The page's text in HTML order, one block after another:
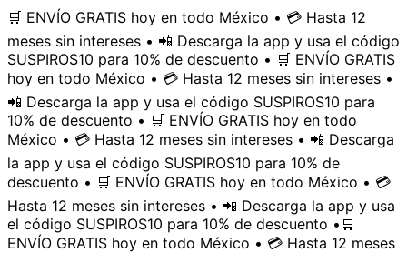
🛒 ENVÍO GRATIS hoy en todo México • 💳 Hasta 12
meses sin intereses • 📲 Descarga la app y usa el código
SUSPIROS10 para 10% de descuento • 🛒 ENVÍO GRATIS
hoy en todo México • 💳 Hasta 12 meses sin intereses •
📲 Descarga la app y usa el código SUSPIROS10 para
10% de descuento • 🛒 ENVÍO GRATIS hoy en todo
México • 💳 Hasta 12 meses sin intereses • 📲 Descarga
la app y usa el código SUSPIROS10 para 10% de
descuento • 🛒 ENVÍO GRATIS hoy en todo México • 💳
Hasta 12 meses sin intereses • 📲 Descarga la app y usa
el código SUSPIROS10 para 10% de descuento • 🛒
ENVÍO GRATIS hoy en todo México • 💳 Hasta 12 meses